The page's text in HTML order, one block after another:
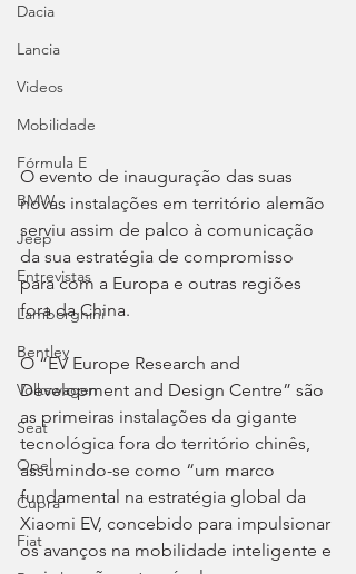
Dacia
Lancia
Videos
Mobilidade
Fórmula E
BMW
Jeep
Entrevistas
Lamborghini
Bentley
Volkswagen
Seat
Opel
Cupra
Fiat
O evento de inauguração das suas
novas instalações em território alemão
serviu assim de palco à comunicação
da sua estratégia de compromisso
para com a Europa e outras regiões
fora da China.
O “EV Europe Research and
Development and Design Centre” são
as primeiras instalações da gigante
tecnológica fora do território chinês,
assumindo-se como “um marco
fundamental na estratégia global da
Xiaomi EV, concebido para impulsionar
os avanços na mobilidade inteligente e